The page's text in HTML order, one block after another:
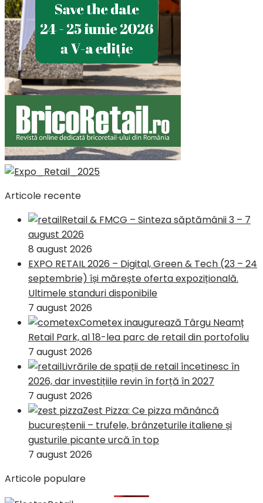
Articole recente
Retail & FMCG – Sinteza săptămânii 3 – 7
august 2026
8 august 2026
EXPO RETAIL 2026 – Digital, Green & Tech (23 – 24
septembrie) își mărește oferta expozițională.
Ultimele standuri disponibile
7 august 2026
Cometex inaugurează Târgu Neamț
Retail Park, al 18-lea parc de retail din portofoliu
7 august 2026
Livrările de spații de retail încetinesc în
2026, dar investițiile revin în forță în 2027
7 august 2026
Zest Pizza: Ce pizza mănâncă
bucureștenii – trufele, brânzeturile italiene și
gusturile picante urcă în top
7 august 2026
Articole populare